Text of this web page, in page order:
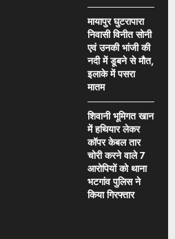
मायापुर घुटरापारा
निवासी विनीत सोनी
एवं उनकी भांजी की
नदी में डूबने से मौत,
इलाके में पसरा
मातम
शिवानी भूमिगत खान
में हथियार लेकर
कॉपर केबल तार
चोरी करने वाले 7
आरोपियों को थाना
भटगांव पुलिस ने
किया गिरफ्तार